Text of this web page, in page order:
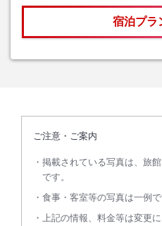
宿泊プラ
ご注意・ご案内
掲載されている写真は、旅
です。
食事・客室等の写真は一例で
上記の情報、料金等は変更